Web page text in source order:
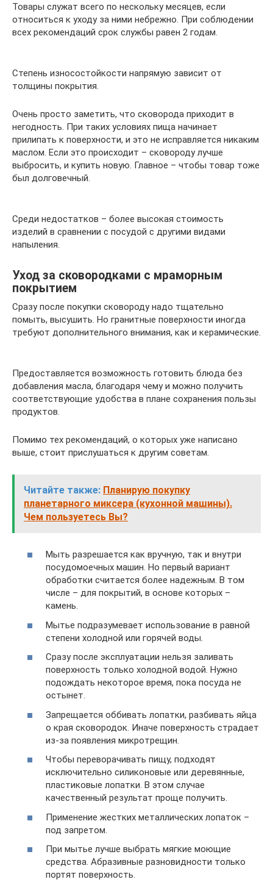
Товары служат всего по нескольку месяцев, если
относиться к уходу за ними небрежно. При соблюдении
всех рекомендаций срок службы равен 2 годам.
Степень износостойкости напрямую зависит от
толщины покрытия.
Очень просто заметить, что сковорода приходит в
негодность. При таких условиях пища начинает
прилипать к поверхности, и это не исправляется никаким
маслом. Если это происходит – сковороду лучше
выбросить, и купить новую. Главное – чтобы товар тоже
был долговечный.
Среди недостатков – более высокая стоимость
изделий в сравнении с посудой с другими видами
напыления.
Уход за сковородками с мраморным
покрытием
Сразу после покупки сковороду надо тщательно
помыть, высушить. Но гранитные поверхности иногда
требуют дополнительного внимания, как и керамические.
Предоставляется возможность готовить блюда без
добавления масла, благодаря чему и можно получить
соответствующие удобства в плане сохранения пользы
продуктов.
Помимо тех рекомендаций, о которых уже написано
выше, стоит прислушаться к другим советам.
Читайте также: Планирую покупку
планетарного миксера (кухонной машины).
Чем пользуетесь Вы?
Мыть разрешается как вручную, так и внутри
посудомоечных машин. Но первый вариант
обработки считается более надежным. В том
числе – для покрытий, в основе которых –
камень.
Мытье подразумевает использование в равной
степени холодной или горячей воды.
Сразу после эксплуатации нельзя заливать
поверхность только холодной водой. Нужно
подождать некоторое время, пока посуда не
остынет.
Запрещается оббивать лопатки, разбивать яйца
о края сковородок. Иначе поверхность страдает
из-за появления микротрещин.
Чтобы переворачивать пищу, подходят
исключительно силиконовые или деревянные,
пластиковые лопатки. В этом случае
качественный результат проще получить.
Применение жестких металлических лопаток –
под запретом.
При мытье лучше выбрать мягкие моющие
средства. Абразивные разновидности только
портят поверхность.